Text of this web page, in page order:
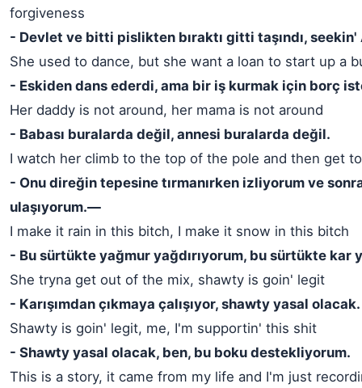
forgiveness
- Devlet ve bitti pislikten bıraktı gitti taşındı, seekin'
She used to dance, but she want a loan to start up a
- Eskiden dans ederdi, ama bir iş kurmak için borç
Her daddy is not around, her mama is not around
- Babası buralarda değil, annesi buralarda değil.
I watch her climb to the top of the pole and then get
- Onu direğin tepesine tırmanırken izliyorum ve
ulaşıyorum.—
I make it rain in this bitch, I make it snow in this bitch
- Bu sürtükte yağmur yağdırıyorum, bu sürtükte kar
She tryna get out of the mix, shawty is goin' legit
- Karışımdan çıkmaya çalışıyor, shawty yasal olacak.
Shawty is goin' legit, me, I'm supportin' this shit
- Shawty yasal olacak, ben, bu boku destekliyorum.
This is a story, it came from my life and I'm just